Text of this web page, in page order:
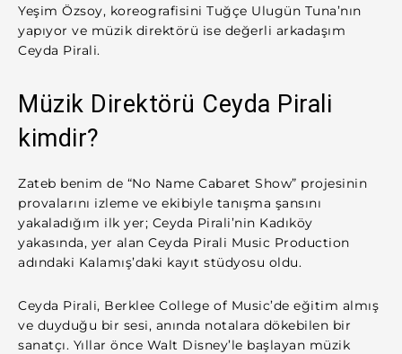
Yeşim Özsoy, koreografisini Tuğçe Ulugün Tuna’nın
yapıyor ve müzik direktörü ise değerli arkadaşım
Ceyda Pirali.
Müzik Direktörü Ceyda Pirali
kimdir?
Zateb benim de “No Name Cabaret Show” projesinin
provalarını izleme ve ekibiyle tanışma şansını
yakaladığım ilk yer; Ceyda Pirali’nin Kadıköy
yakasında, yer alan Ceyda Pirali Music Production
adındaki Kalamış’daki kayıt stüdyosu oldu.
Ceyda Pirali, Berklee College of Music’de eğitim almış
ve duyduğu bir sesi, anında notalara dökebilen bir
sanatçı. Yıllar önce Walt Disney’le başlayan müzik